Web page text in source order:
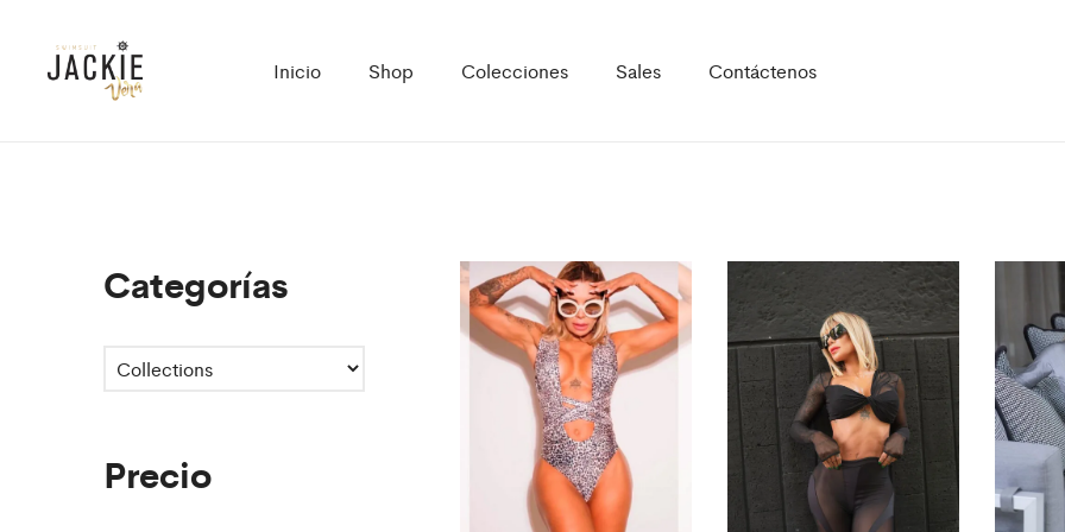
Inicio Shop Colecciones Sales Contáctenos
Categorías
Precio